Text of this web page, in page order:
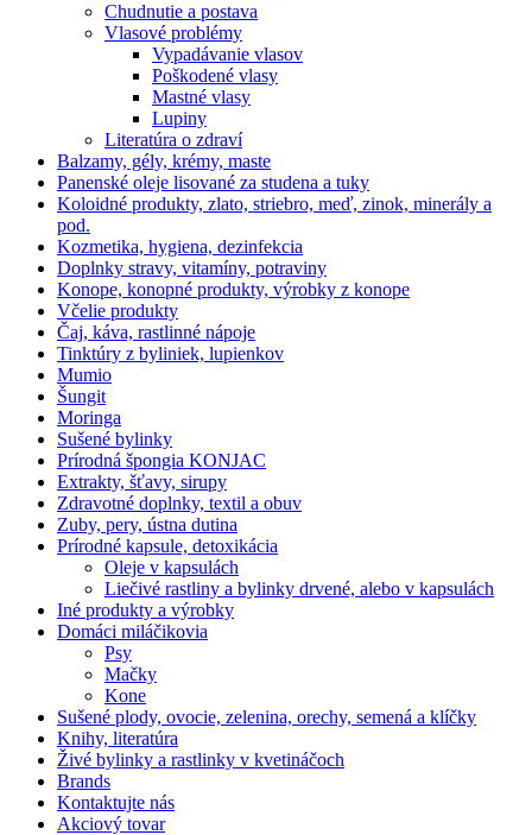
Chudnutie a postava
Vlasové problémy
Vypadávanie vlasov
Poškodené vlasy
Mastné vlasy
Lupiny
Literatúra o zdraví
Balzamy, gély, krémy, maste
Panenské oleje lisované za studena a tuky
Koloidné produkty, zlato, striebro, meď, zinok, minerály a
pod.
Kozmetika, hygiena, dezinfekcia
Doplnky stravy, vitamíny, potraviny
Konope, konopné produkty, výrobky z konope
Včelie produkty
Čaj, káva, rastlinné nápoje
Tinktúry z byliniek, lupienkov
Mumio
Šungit
Moringa
Sušené bylinky
Prírodná špongia KONJAC
Extrakty, šťavy, sirupy
Zdravotné doplnky, textil a obuv
Zuby, pery, ústna dutina
Prírodné kapsule, detoxikácia
Oleje v kapsulách
Liečivé rastliny a bylinky drvené, alebo v kapsulách
Iné produkty a výrobky
Domáci miláčikovia
Psy
Mačky
Kone
Sušené plody, ovocie, zelenina, orechy, semená a klíčky
Knihy, literatúra
Živé bylinky a rastlinky v kvetináčoch
Brands
Kontaktujte nás
Akciový tovar